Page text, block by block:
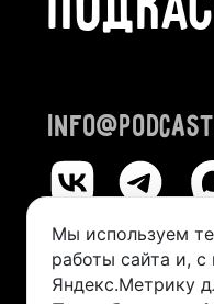
© 2024-2026
ИП Казанцева
Мы используем
работы сайта и, с
Яндекс.Метрику